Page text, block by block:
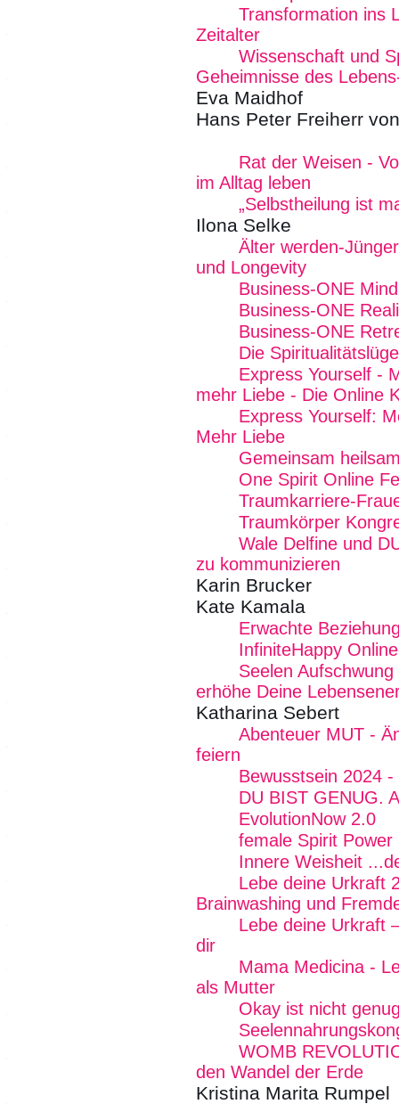
Transformation ins
Zeitalter
Wissenschaft und
Geheimnisse des
Eva Maidhof
Hans Peter Freiherr
Rat der Weisen -
im Alltag leben
„Selbstheilung ist
Ilona Selke
Älter werden-
und Longevity
Business-ONE
Business-ONE
Business-ONE
Die
Express Yourself -
mehr Liebe - Die Online
Express Yourself:
Mehr Liebe
Gemeinsam
One Spirit Online
Traumkarriere-
Traumkörper
Wale Delfine und
zu kommunizieren
Karin Brucker
Kate Kamala
Erwachte
InfiniteHappy
Seelen
erhöhe Deine
Katharina Sebert
Abenteuer MUT -
feiern
Bewusstsein 2024
DU BIST GENUG.
EvolutionNow 2.0
female Spirit
Innere Weisheit
Lebe deine Urkraft
Brainwashing und
Lebe deine Urkraft
dir
Mama Medicina -
als Mutter
Okay ist nicht
WOMB
den Wandel der Erde
Kristina Marita Rumpel